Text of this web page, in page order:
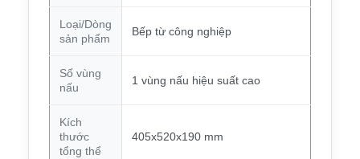
Loại/Dòng
sản phẩm
Bếp từ công nghiệp
Số vùng
nấu
1 vùng nấu hiệu suất cao
Kích
thước
tổng thể
405x520x190 mm